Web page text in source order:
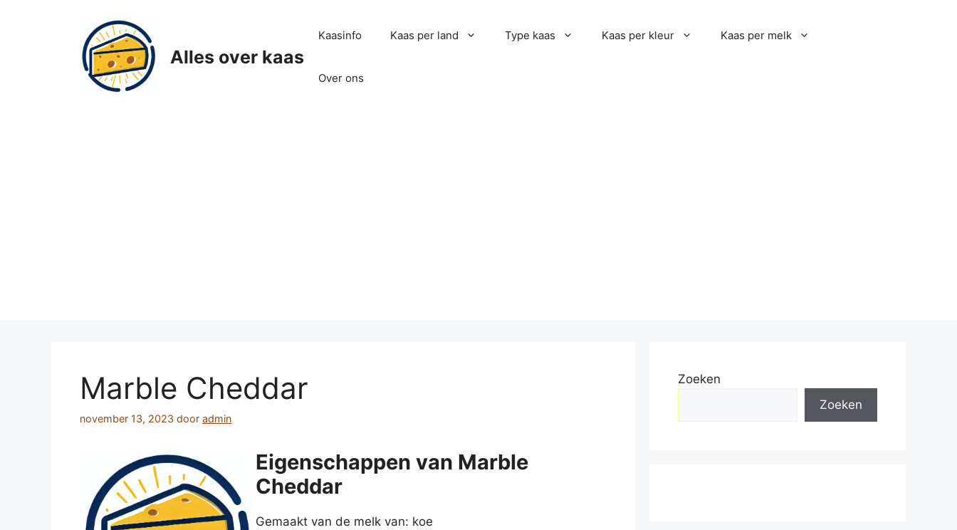
Alles over kaas
Kaasinfo Kaas per land Type kaas Kaas per kleur Kaas per melk
Over ons
Marble Cheddar
november 13, 2023 door admin
Eigenschappen van Marble
Cheddar
Gemaakt van de melk van: koe
Zoeken
Zoeken